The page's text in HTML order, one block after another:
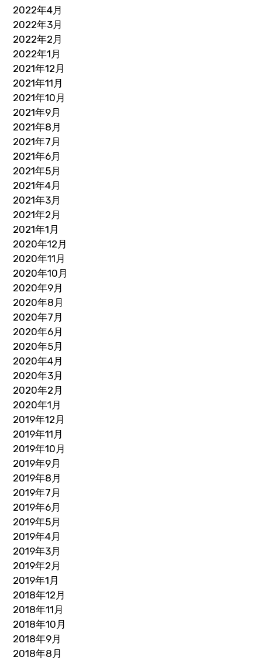
2022年4月
2022年3月
2022年2月
2022年1月
2021年12月
2021年11月
2021年10月
2021年9月
2021年8月
2021年7月
2021年6月
2021年5月
2021年4月
2021年3月
2021年2月
2021年1月
2020年12月
2020年11月
2020年10月
2020年9月
2020年8月
2020年7月
2020年6月
2020年5月
2020年4月
2020年3月
2020年2月
2020年1月
2019年12月
2019年11月
2019年10月
2019年9月
2019年8月
2019年7月
2019年6月
2019年5月
2019年4月
2019年3月
2019年2月
2019年1月
2018年12月
2018年11月
2018年10月
2018年9月
2018年8月